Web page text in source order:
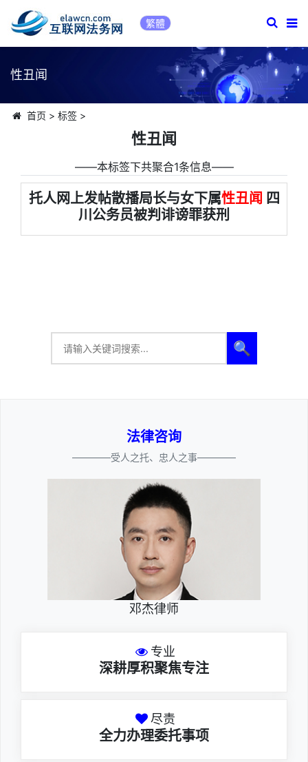
繁體
性丑闻
首页 > 标签>
性丑闻
――本标签下共聚合1条信息――
托人网上发帖散播局长与女下属性丑闻 四
川公务员被判诽谤罪获刑
🔍
法律咨询
————受人之托、忠人之事————
邓杰律师
专业
深耕厚积聚焦专注
尽责
全力办理委托事项